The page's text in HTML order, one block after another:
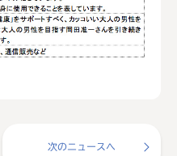
次のニュースへ